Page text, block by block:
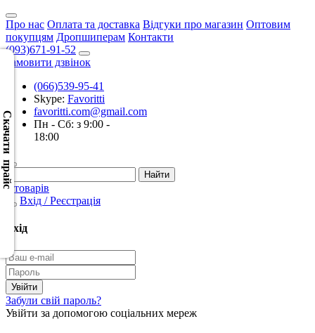
Про нас Оплата та доставка Відгуки про магазин Оптовим
покупцям Дропшиперам Контакти
(093)671-91-52
Замовити дзвінок
(066)539-95-41
Skype: Favoritti
favoritti.com@gmail.com
Пн - Сб: з 9:00 -
18:00
0 товарів
Вхід / Реєстрація
Вхід
Забули свій пароль?
Увійти за допомогою соціальних мереж
Скачати прайс
Скачать
XML
(Розн.)
Скачать
XML
(Опт)
CSV
Скачать
CSV
(Опт)